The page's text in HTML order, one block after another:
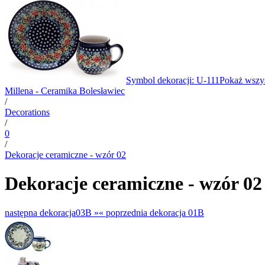
Symbol dekoracji: U-111Pokaż
Millena - Ceramika Bolesławiec
/
Decorations
/
0
/
Dekoracje ceramiczne - wzór 02
Dekoracje ceramiczne - wzór 02
następna dekoracja03B »« poprzednia dekoracja 01B